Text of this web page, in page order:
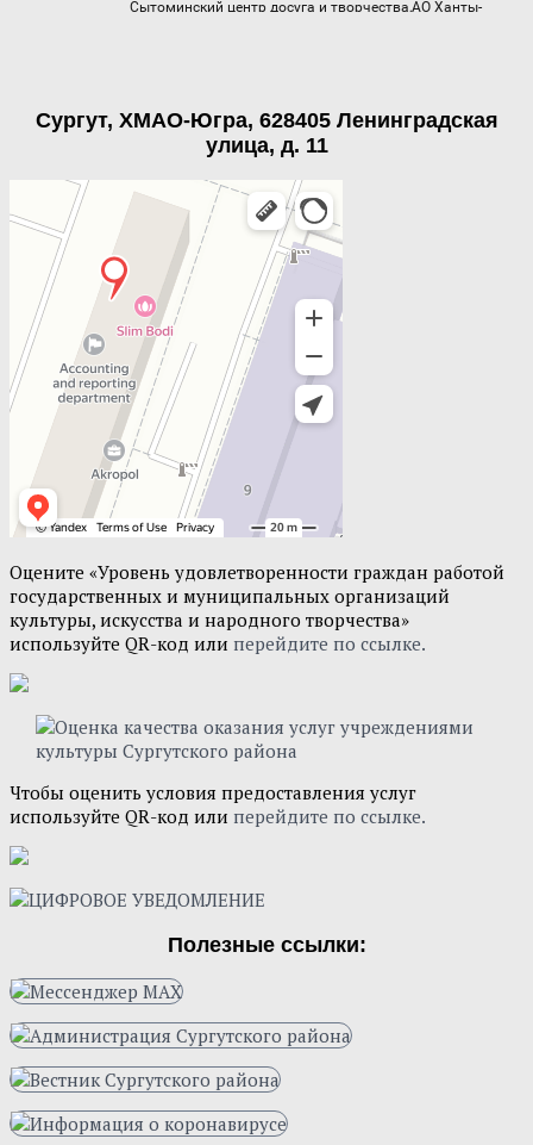
Сургут, ХМАО-Югра, 628405 Ленинградская
улица, д. 11
Оцените «Уровень удовлетворенности граждан работой
государственных и муниципальных организаций
культуры, искусства и народного творчества»
используйте QR-код или перейдите по ссылке.
Чтобы оценить условия предоставления услуг
используйте QR-код или перейдите по ссылке.
Полезные ссылки: